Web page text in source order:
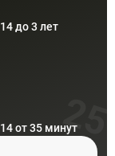
до 3 лет
от 35 минут